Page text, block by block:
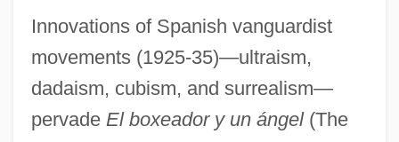
Innovations of Spanish vanguardist
movements (1925-35)—ultraism,
dadaism, cubism, and surrealism—
pervade El boxeador y un ángel(The